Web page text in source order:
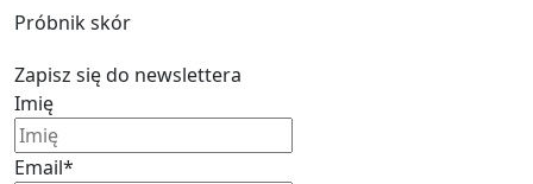
Próbnik skór
Zapisz się do newslettera
Imię
Email*